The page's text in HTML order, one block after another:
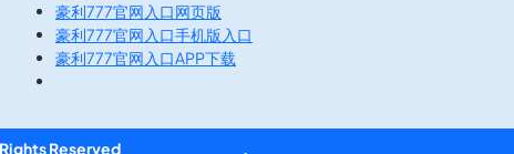
豪利777官网入口网页版
豪利777官网入口手机版入口
豪利777官网入口APP下载
Reserved .